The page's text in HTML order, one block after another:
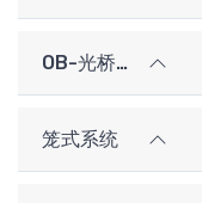
OB-光桥光学架构系统
笼式系统